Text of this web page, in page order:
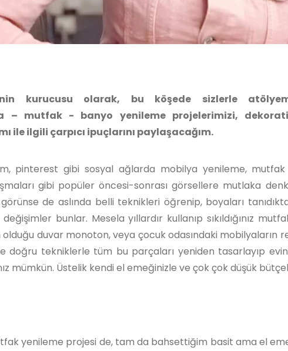
kurucusu olarak, bu köşede sizlerle
– mutfak - banyo yenileme projelerimizi,
ile ilgili çarpıcı ipuçlarını paylaşacağım.
pinterest gibi sosyal ağlarda mobilya yenileme,
gibi popüler öncesi-sonrası görsellere mutlaka
de aslında belli teknikleri öğrenip, boyaları
bunlar. Mesela yıllardır kullanıp sıkıldığınız
duvar monoton, veya çocuk odasındaki mobilyaların
doğru tekniklerle tüm bu parçaları yeniden tasarlayıp
mümkün. Üstelik kendi el emeğinizle ve çok çok düşük
yenileme projesi de, tam da bahsettiğim basit ama el